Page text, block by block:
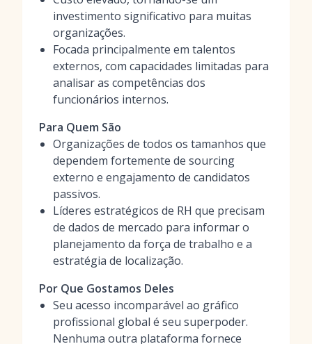
investimento significativo para muitas
organizações.
Focada principalmente em talentos
externos, com capacidades limitadas para
analisar as competências dos
funcionários internos.
Para Quem São
Organizações de todos os tamanhos que
dependem fortemente de sourcing
externo e engajamento de candidatos
passivos.
Líderes estratégicos de RH que precisam
de dados de mercado para informar o
planejamento da força de trabalho e a
estratégia de localização.
Por Que Gostamos Deles
Seu acesso incomparável ao gráfico
profissional global é seu superpoder.
Nenhuma outra plataforma fornece